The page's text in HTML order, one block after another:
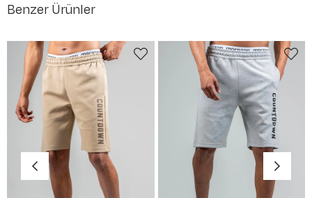
Benzer Ürünler